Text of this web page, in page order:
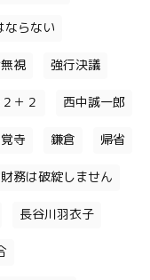
ならない
視 強行決議
＋２ 西中誠一郎
寺 鎌倉 帰省
務は破綻しません
長谷川羽衣子